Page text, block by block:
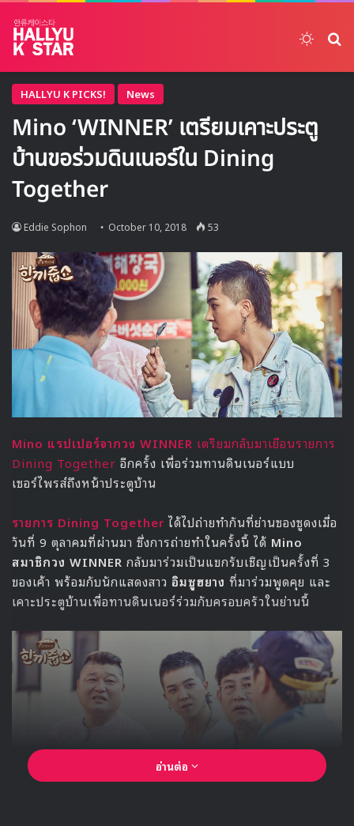
HALLYU K PICKS! News
Mino ‘WINNER’ เตรียมเคาะประตู
บ้านขอร่วมดินเนอร์ใน Dining
Together
Eddie Sophon October 10, 2018 53
Mino แรปเปอร์จากวง WINNER เตรียมกลับมาเยือนรายการ
Dining Together อีกครั้ง เพื่อร่วมทานดินเนอร์แบบ
เซอร์ไพรส์ถึงหน้าประตูบ้าน
รายการ Dining Together ได้ไปถ่ายทำกันที่ย่านซองซูดงเมื่อ
วันที่ 9 ตุลาคมที่ผ่านมา ซึ่งการถ่ายทำในครั้งนี้ ได้ Mino
สมาชิกวง WINNER กลับมาร่วมเป็นแขกรับเชิญเป็นครั้งที่ 3
ของเค้า พร้อมกับนักแสดงสาว อิมซูฮยาง ที่มาร่วมพูดคุย และ
เคาะประตูบ้านเพื่อทานดินเนอร์ร่วมกับครอบครัวในย่านนี้
อ่านต่อ